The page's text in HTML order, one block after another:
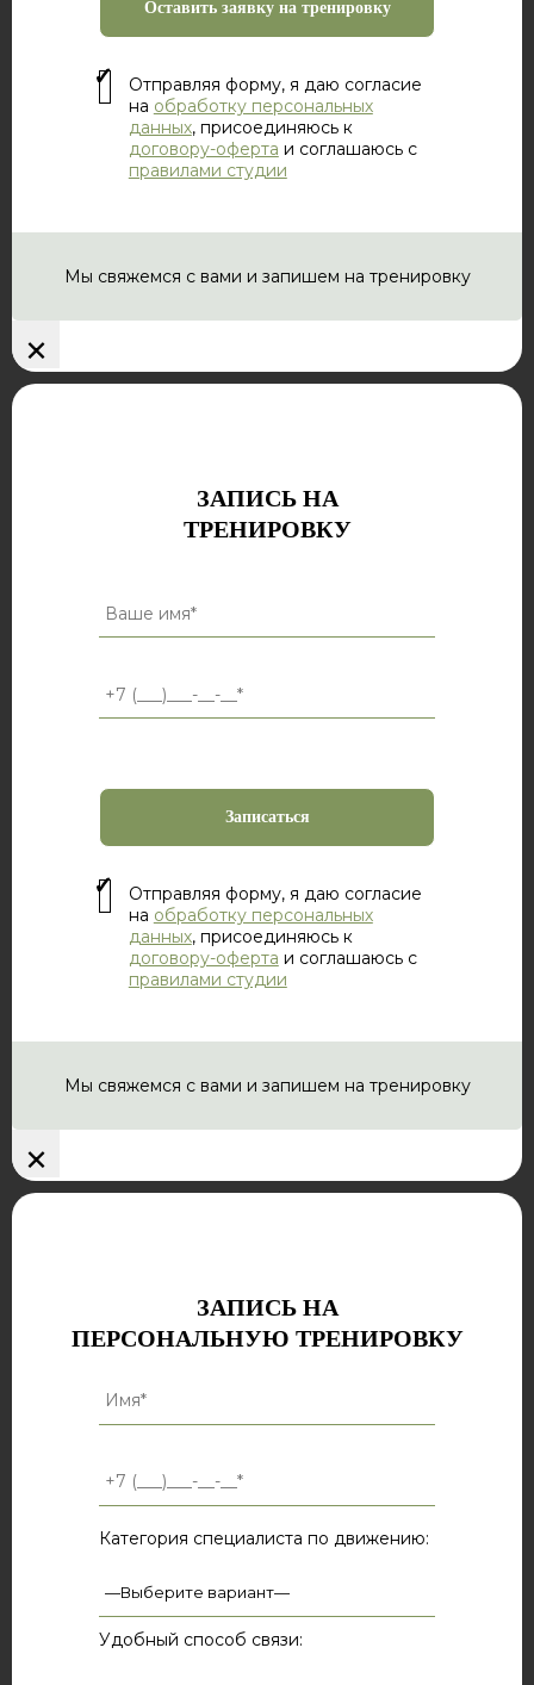
Отправляя форму, я даю согласие
на обработку персональных
данных, присоединяюсь к
договору-оферта и соглашаюсь с
правилами студии
Мы свяжемся с вами и запишем на тренировку
×
ЗАПИСЬ НА
ТРЕНИРОВКУ
Отправляя форму, я даю согласие
на обработку персональных
данных, присоединяюсь к
договору-оферта и соглашаюсь с
правилами студии
Мы свяжемся с вами и запишем на тренировку
×
ЗАПИСЬ НА
ПЕРСОНАЛЬНУЮ ТРЕНИРОВКУ
Категория специалиста по движению:
Удобный способ связи: